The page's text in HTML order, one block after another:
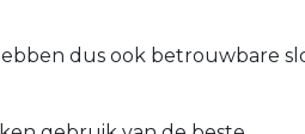
dus ook betrouwbare